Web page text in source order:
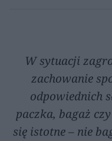
W sytuacji
zachowanie
odpowiednich
paczka, bagaż
się istotne – nie